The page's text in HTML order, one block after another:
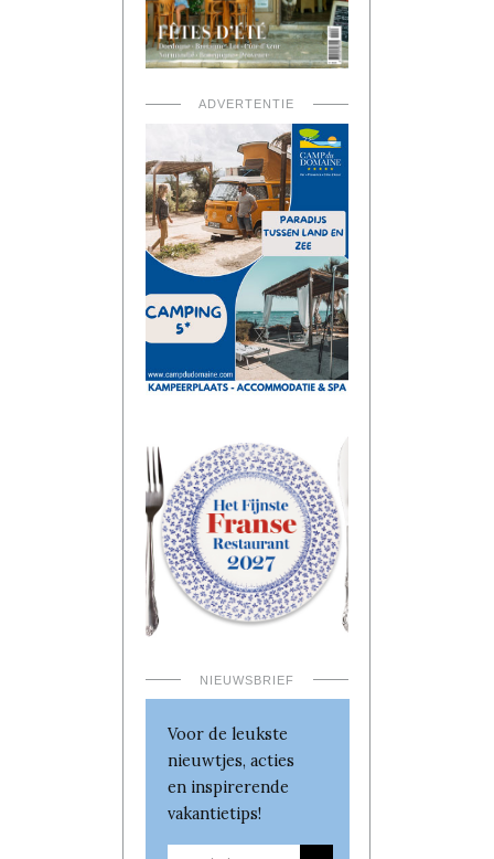
ADVERTENTIE
NIEUWSBRIEF
Voor de leukste
nieuwtjes, acties
en inspirerende
vakantietips!